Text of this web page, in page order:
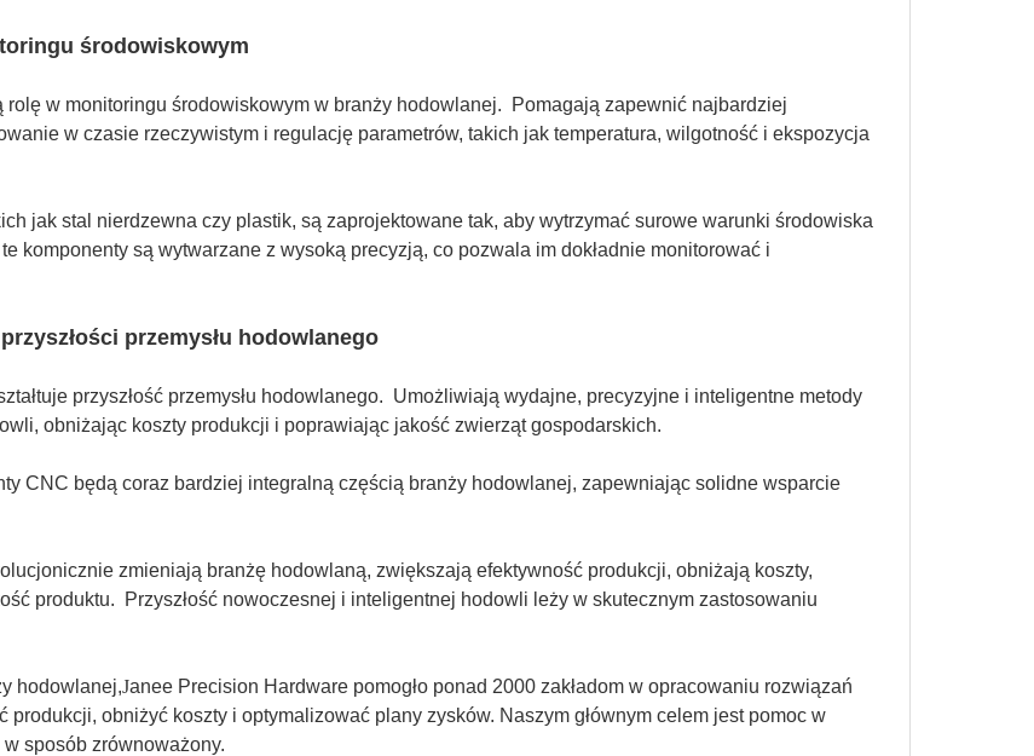
środowiskowym
w monitoringu środowiskowym w branży hodowlanej. Pomagają zapewnić najbardziej
w czasie rzeczywistym i regulację parametrów, takich jak temperatura, wilgotność i ekspozycja
jak stal nierdzewna czy plastik, są zaprojektowane tak, aby wytrzymać surowe warunki środowiska
komponenty są wytwarzane z wysoką precyzją, co pozwala im dokładnie monitorować i
przemysłu hodowlanego
przyszłość przemysłu hodowlanego. Umożliwiają wydajne, precyzyjne i inteligentne metody
obniżając koszty produkcji i poprawiając jakość zwierząt gospodarskich.
CNC będą coraz bardziej integralną częścią branży hodowlanej, zapewniając solidne wsparcie
zmieniają branżę hodowlaną, zwiększają efektywność produkcji, obniżają koszty,
produktu. Przyszłość nowoczesnej i inteligentnej hodowli leży w skutecznym zastosowaniu
hodowlanej,Janee Precision Hardware pomogło ponad 2000 zakładom w opracowaniu rozwiązań
obniżyć koszty i optymalizować plany zysków. Naszym głównym celem jest pomoc w
sposób zrównoważony.